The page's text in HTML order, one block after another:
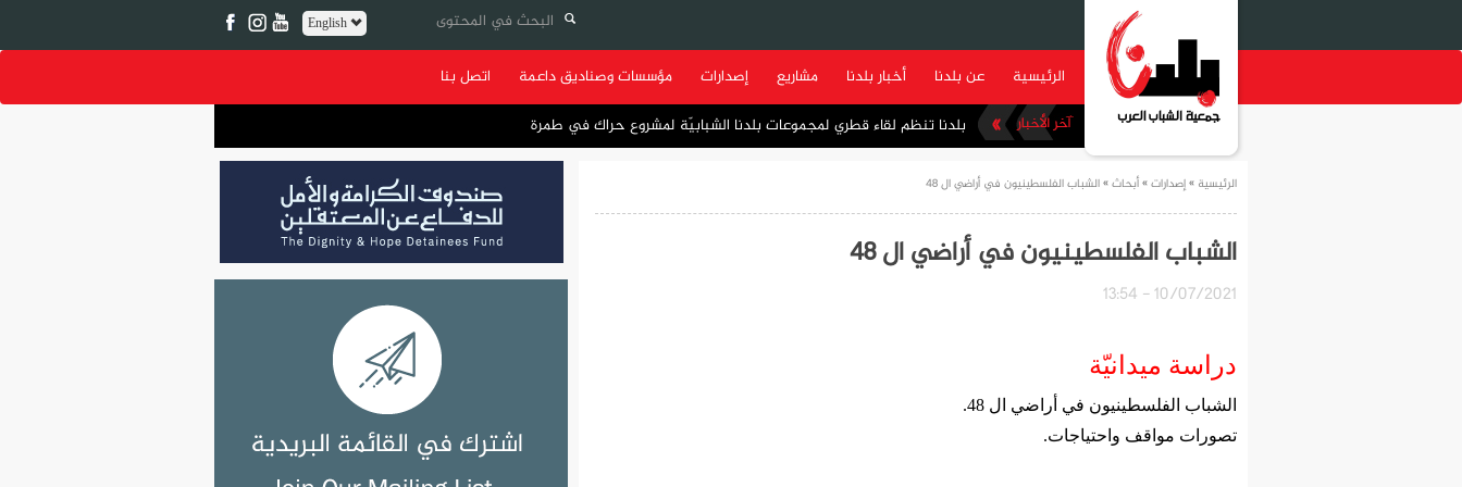
الرئيسية عن بلدنا أخبار بلدنا مشاريع إصدارات مؤسسات وصناديق داعمة
اتصل بنا
بلدنا تنظم لقاء قطري لمجموعات بلدنا الشبابيّة لمشروع حراك في طمرة
الرئيسية »إصدارات»أبحاث» الشباب الفلسطينيون في أراضي ال 48
الشباب الفلسطينيون في أراضي ال 48
10/07/2021 - 13:54
دراسة ميدانيّة
الشباب الفلسطينيون في أراضي ال 48.
تصورات مواقف واحتياجات.